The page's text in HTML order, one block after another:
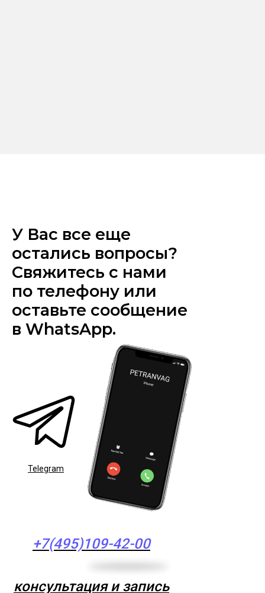
У Вас все еще
остались вопросы?
Свяжитесь с нами
по телефону или
оставьте сообщение
в WhatsApp.
Telegram
+7(495)109-42-00
консультация и запись